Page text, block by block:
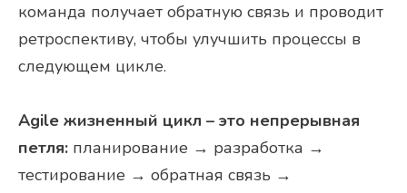
команда получает обратную связь и проводит
ретроспективу, чтобы улучшить процессы в
следующем цикле.
Agile жизненный цикл – это непрерывная
петля: планирование → разработка →
тестирование → обратная связь →